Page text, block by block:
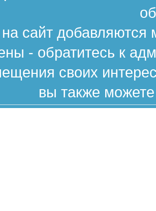
сайт
- обратитесь к
своих
вы также